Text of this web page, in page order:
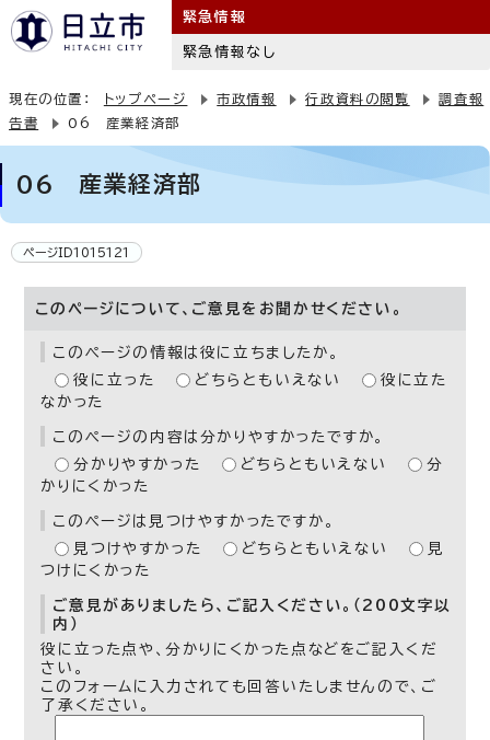
緊急情報
緊急情報なし
現在の位置： トップページ 市政情報 行政資料の閲覧
調査報
告書
06 産業経済部
06 産業経済部
ページID1015121
このページについて、ご意見をお聞かせください。
このページの情報は役に立ちましたか。
役に立った
どちらともいえない
役に立た
なかった
このページの内容は分かりやすかったですか。
分かりやすかった
どちらともいえない
分
かりにくかった
このページは見つけやすかったですか。
見つけやすかった
どちらともいえない
見
つけにくかった
ご意見がありましたら、ご記入ください。（200文字以
内）
役に立った点や、分かりにくかった点などをご記入くだ
さい。
このフォームに入力されても回答いたしませんので、ご
了承ください。